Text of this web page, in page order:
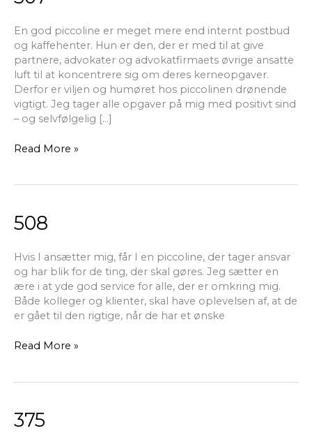
En god piccoline er meget mere end internt postbud
og kaffehenter. Hun er den, der er med til at give
partnere, advokater og advokatfirmaets øvrige ansatte
luft til at koncentrere sig om deres kerneopgaver.
Derfor er viljen og humøret hos piccolinen drønende
vigtigt. Jeg tager alle opgaver på mig med positivt sind
– og selvfølgelig […]
Read More »
508
Hvis I ansætter mig, får I en piccoline, der tager ansvar
og har blik for de ting, der skal gøres. Jeg sætter en
ære i at yde god service for alle, der er omkring mig.
Både kolleger og klienter, skal have oplevelsen af, at de
er gået til den rigtige, når de har et ønske
508
Read More »
375
375